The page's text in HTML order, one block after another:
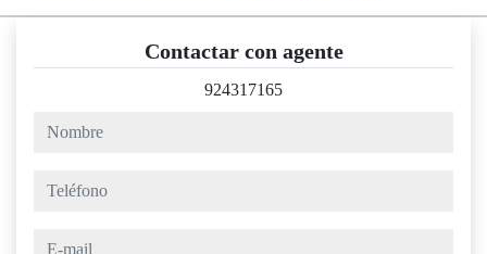
Contactar con agente
924317165
nombre
teléfono
e-mail